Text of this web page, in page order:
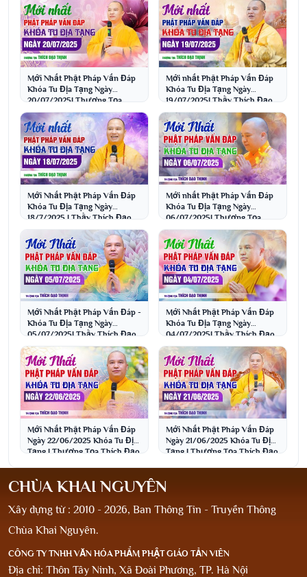
Mới Nhất Phật Pháp Vấn Đáp
Khóa Tu Địa Tạng Ngày
20/07/2025| Thượng Tọa
Thích Đạo Thịnh
Mới nhất Phật Pháp Vấn Đáp
Khóa Tu Địa Tạng Ngày
19/07/2025| Thầy Thích Đạo
Thịnh
Mới Nhất Phật Pháp Vấn Đáp
Khóa Tu Địa Tạng Ngày
18/7/2025 | Thầy Thích Đạo
Thịnh
Mới nhất Phật Pháp Vấn Đáp
Khóa Tu Địa Tạng Ngày
06/07/2025| Thượng Tọa
Thích Đạo Thịnh
Mới Nhất Phật Pháp Vấn Đáp -
Khóa Tu Địa Tạng Ngày
05/07/2025| Thầy Thích Đạo
Thịnh
Mới Nhất Phật Pháp Vấn Đáp
Khóa Tu Địa Tạng Ngày
04/07/2025| Thầy Thích Đạo
Thịnh
Mới Nhất Phật Pháp Vấn Đáp
Ngày 22/06/2025 Khóa Tu Địa
Tạng | Thượng Tọa Thích Đạo
Mới Nhất Phật Pháp Vấn Đáp
Ngày 21/06/2025 Khóa Tu Địa
Tạng | Thượng Tọa Thích Đạo
CHÙA KHAI NGUYÊN
Xây dựng từ : 2010 - 2026, Ban Thông Tin - Truyền Thông
Chùa Khai Nguyên.
CÔNG TY TNHH VĂN HÓA PHẨM PHẬT GIÁO TẢN VIÊN
Địa chỉ: Thôn Tây Ninh, Xã Đoài Phương, TP. Hà Nội